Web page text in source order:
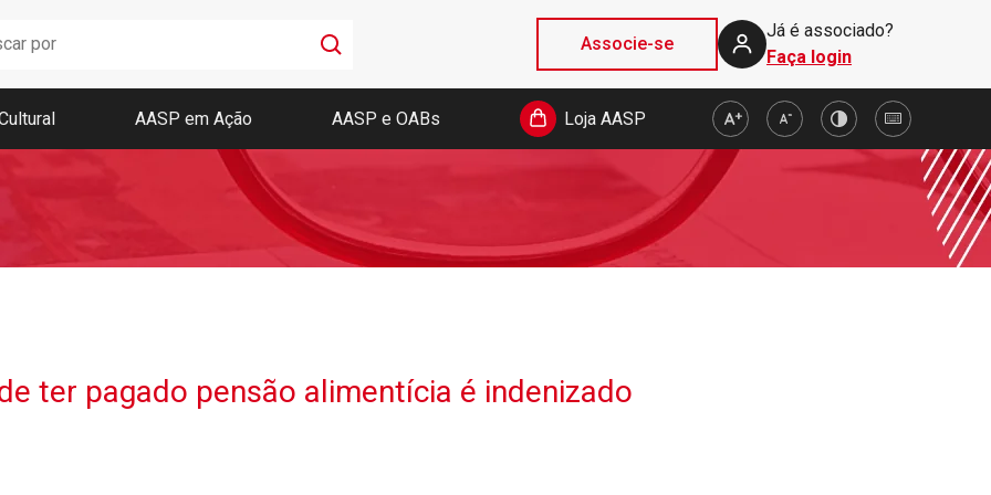
Associe-se
Já é associado?
Faça login
Boletim AASP
Coleção de Códigos de Bolso
Revista da AASP
AASP em Ação AASP e OABs Loja AASP
ter pagado pensão alimentícia é indenizado